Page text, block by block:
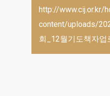
http://www.cij.or.kr/
content/uploads/
회_12월기도책자